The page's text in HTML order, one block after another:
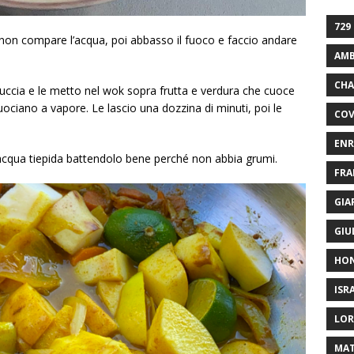
compare l’acqua, poi abbasso il fuoco e faccio andare
e le metto nel wok sopra frutta e verdura che cuoce
a vapore. Le lascio una dozzina di minuti, poi le
tiepida battendolo bene perché non abbia grumi.
729